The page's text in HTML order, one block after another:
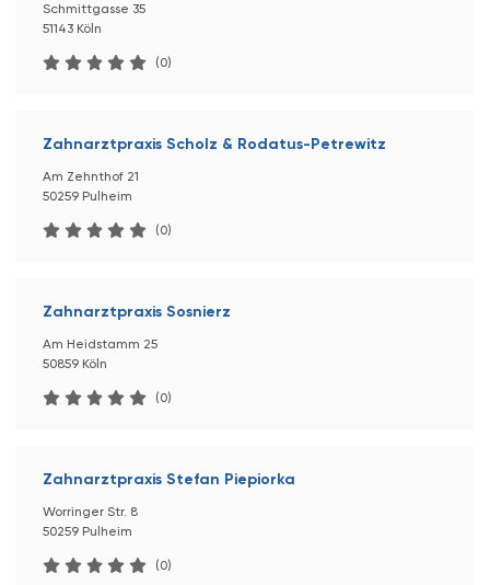
Schmittgasse 35
51143 Köln
(0)
Zahnarztpraxis Scholz & Rodatus-Petrewitz
Am Zehnthof 21
50259 Pulheim
(0)
Zahnarztpraxis Sosnierz
Am Heidstamm 25
50859 Köln
(0)
Zahnarztpraxis Stefan Piepiorka
Worringer Str. 8
50259 Pulheim
(0)